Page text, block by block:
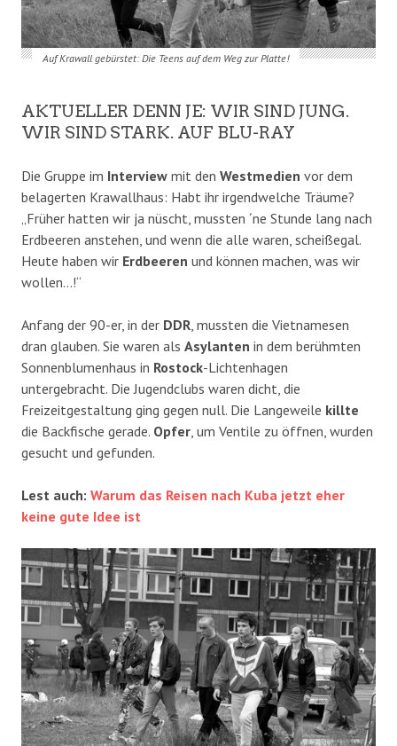
Auf Krawall gebürstet: Die Teens auf dem Weg zur Platte!
AKTUELLER DENN JE: WIR SIND JUNG.
WIR SIND STARK. AUF BLU-RAY
Die Gruppe im Interview mit den Westmedien vor dem
belagerten Krawallhaus: Habt ihr irgendwelche Träume?
„Früher hatten wir ja nüscht, mussten ´ne Stunde lang nach
Erdbeeren anstehen, und wenn die alle waren, scheißegal.
Heute haben wir Erdbeeren und können machen, was wir
wollen…!“
Anfang der 90-er, in der DDR, mussten die Vietnamesen
dran glauben. Sie waren als Asylanten in dem berühmten
Sonnenblumenhaus in Rostock-Lichtenhagen
untergebracht. Die Jugendclubs waren dicht, die
Freizeitgestaltung ging gegen null. Die Langeweile killte
die Backfische gerade. Opfer, um Ventile zu öffnen, wurden
gesucht und gefunden.
Lest auch: Warum das Reisen nach Kuba jetzt eher
keine gute Idee ist